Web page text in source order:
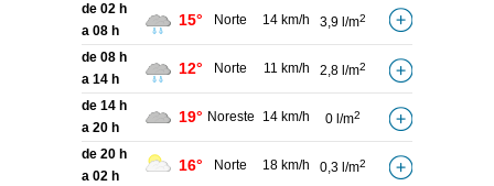
de 02 h
a 08 h
15° Norte 14 km/h 3,9 l/m2
de 08 h
a 14 h
12° Norte 11 km/h 2,8 l/m2
de 14 h
a 20 h
19° Noreste 14 km/h 0 l/m2
de 20 h
a 02 h
16° Norte 18 km/h 0,3 l/m2